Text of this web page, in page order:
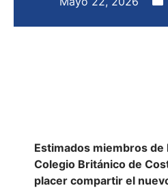
Estimados miembros de
Colegio Británico de
placer compartir el